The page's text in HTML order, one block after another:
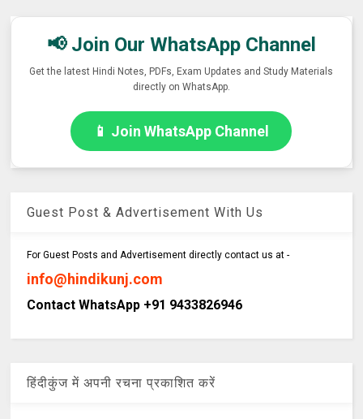
📢 Join Our WhatsApp Channel
Get the latest Hindi Notes, PDFs, Exam Updates and Study Materials
directly on WhatsApp.
📱 Join WhatsApp Channel
Guest Post & Advertisement With Us
For Guest Posts and Advertisement directly contact us at -
info@hindikunj.com
Contact WhatsApp +91 9433826946
हिंदीकुंज में अपनी रचना प्रकाशित करें